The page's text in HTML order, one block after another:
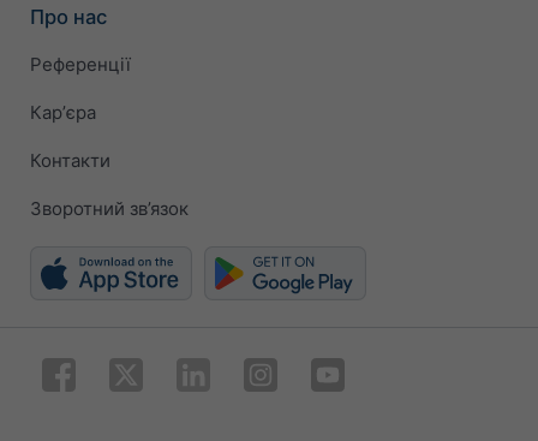
Про нас
Референції
Карʼєра
Контакти
Зворотний зв’язок